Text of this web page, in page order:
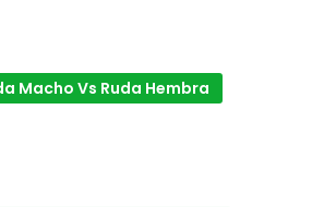
Macho Vs Ruda Hembra